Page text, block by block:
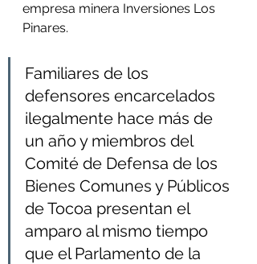
empresa minera Inversiones Los
Pinares.
Familiares de los
defensores encarcelados
ilegalmente hace más de
un año y miembros del
Comité de Defensa de los
Bienes Comunes y Públicos
de Tocoa presentan el
amparo al mismo tiempo
que el Parlamento de la